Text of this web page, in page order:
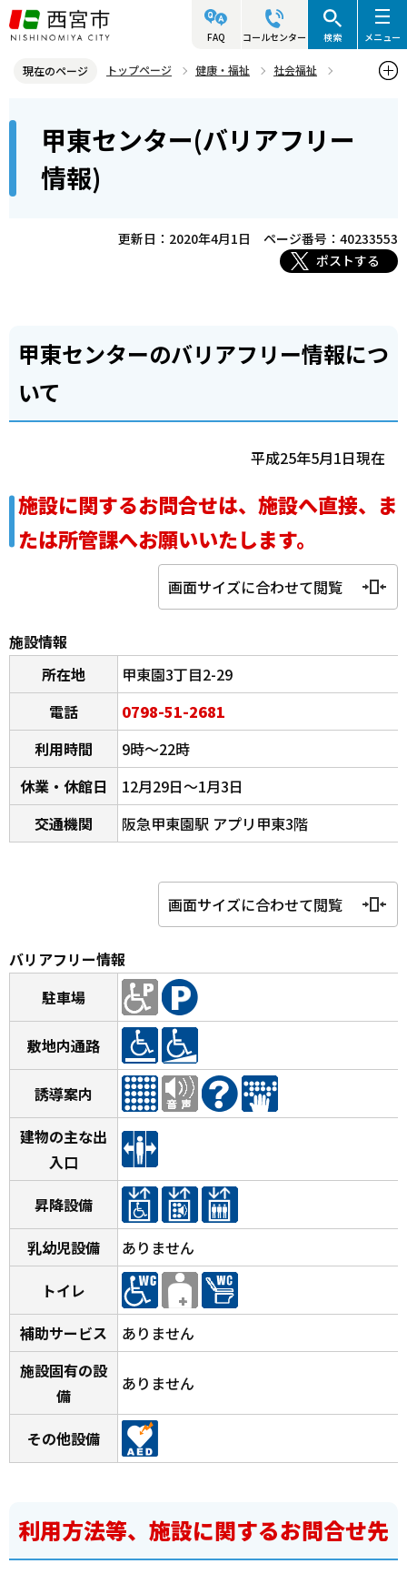
こ
の
ジ
頭
FAQ コールセンター 検索 メニュー
現在のページ トップページ 健康・福祉
社会福祉
甲東センター(バリアフリー情報)
甲東センター(バリアフリー
情報)
更新日：2020年4月1日
ページ番号：40233553
ポストする
甲東センターのバリアフリー情報につ
いて
平成25年5月1日現在
施設に関するお問合せは、施設へ直接、ま
たは所管課へお願いいたします。
画面サイズに合わせて閲覧
施設情報
所在地
甲東園3丁目2-29
電話
0798-51-2681
利用時間
9時～22時
休業・休館日
12月29日～1月3日
交通機関
阪急甲東園駅 アプリ甲東3階
画面サイズに合わせて閲覧
バリアフリー情報
駐車場
敷地内通路
誘導案内
建物の主な出
入口
昇降設備
乳幼児設備
ありません
トイレ
補助サービス
ありません
施設固有の設
備
ありません
その他設備
利用方法等、施設に関するお問合せ先